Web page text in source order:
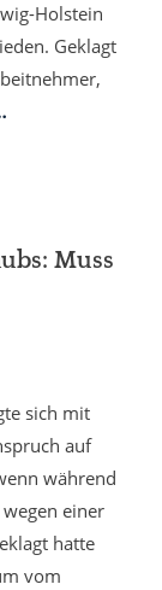
Holstein
Geklagt
Muss
sich mit
auf
während
einer
hatte
vom